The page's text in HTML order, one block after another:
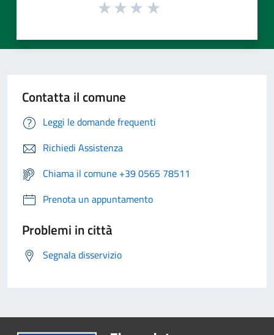
Contatta il comune
Leggi le domande frequenti
Richiedi Assistenza
Chiama il comune +39 0565 78511
Prenota un appuntamento
Problemi in città
Segnala disservizio